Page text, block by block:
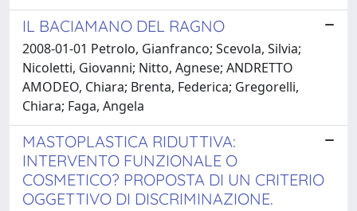
IL BACIAMANO DEL RAGNO
2008-01-01 Petrolo, Gianfranco; Scevola, Silvia;
Nicoletti, Giovanni; Nitto, Agnese; ANDRETTO
AMODEO, Chiara; Brenta, Federica; Gregorelli,
Chiara; Faga, Angela
MASTOPLASTICA RIDUTTIVA:
INTERVENTO FUNZIONALE O
COSMETICO? PROPOSTA DI UN CRITERIO
OGGETTIVO DI DISCRIMINAZIONE.